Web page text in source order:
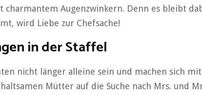
Augenzwinkern. Denn es bleibt
wird Liebe zur Chefsache!
in der Staffel
nicht länger alleine sein und machen sich mit
Mütter auf die Suche nach Mrs. und